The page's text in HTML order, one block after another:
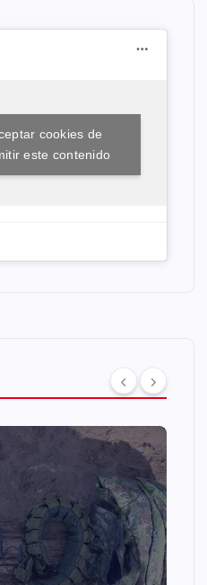
cookies de
este contenido